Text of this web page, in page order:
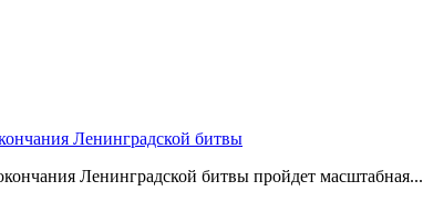
Ленинградской битвы
Ленинградской битвы пройдет масштабная...